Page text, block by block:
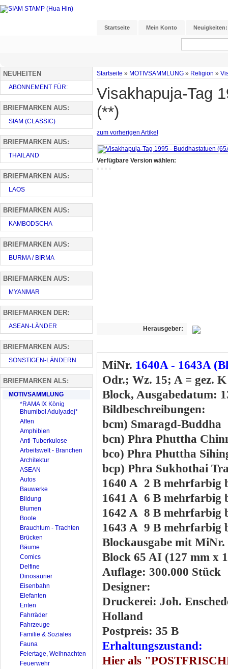
Startseite Mein Konto Neuigkeiten:
Startseite » MOTIVSAMMLUNG » Religion »
Visakhapuja-Tag
(**)
zum vorherigen Artikel
Verfügbare Version wählen:
Herausgeber:
MiNr. 1640A - 1643A
Odr.; Wz. 15; A = gez.
Block, Ausgabedatum:
Bildbeschreibungen:
bcm) Smaragd-Buddha
bcn) Phra Phuttha
bco) Phra Phuttha
bcp) Phra Sukhothai
1640 A 2 B mehrfarbig
1641 A 6 B mehrfarbig
1642 A 8 B mehrfarbig
1643 A 9 B mehrfarbig
Blockausgabe mit
Block 65 AI (127 mm x
Auflage: 300.000 Stück
Designer:
Druckerei: Joh.
Holland
Postpreis: 35 B
Erhaltungszustand:
Hier als
NEUHEITEN
ABONNEMENT FÜR:
BRIEFMARKEN AUS:
SIAM (CLASSIC)
BRIEFMARKEN AUS:
THAILAND
BRIEFMARKEN AUS:
LAOS
BRIEFMARKEN AUS:
KAMBODSCHA
BRIEFMARKEN AUS:
BURMA / BIRMA
BRIEFMARKEN AUS:
MYANMAR
BRIEFMARKEN DER:
ASEAN-LÄNDER
BRIEFMARKEN AUS:
SONSTIGEN-LÄNDERN
BRIEFMARKEN ALS:
MOTIVSAMMLUNG
*RAMA IX König
Bhumibol Adulyadej*
Affen
Amphibien
Anti-Tuberkulose
Arbeitswelt - Branchen
Architektur
ASEAN
Autos
Bauwerke
Bildung
Blumen
Boote
Brauchtum - Trachten
Brücken
Bäume
Comics
Delfine
Dinosaurier
Eisenbahn
Elefanten
Enten
Fahrräder
Fahrzeuge
Familie & Soziales
Fauna
Feiertage, Weihnachten
Feuerwehr